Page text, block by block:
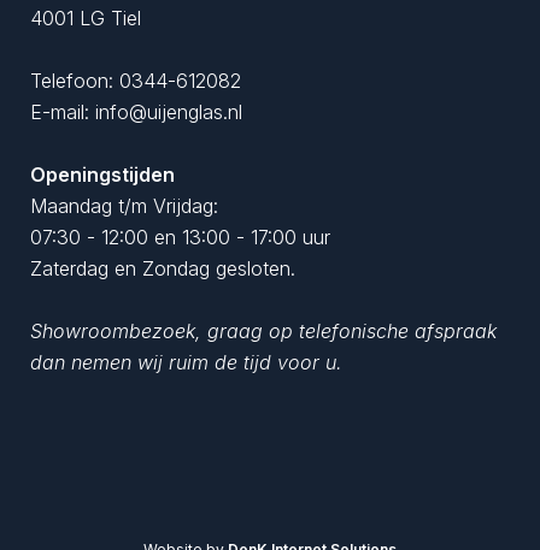
4001 LG Tiel
Telefoon: 0344-612082
E-mail: info@uijenglas.nl
Openingstijden
Maandag t/m Vrijdag:
07:30 - 12:00 en 13:00 - 17:00 uur
Zaterdag en Zondag gesloten.
Showroombezoek, graag op telefonische afspraak
dan nemen wij ruim de tijd voor u.